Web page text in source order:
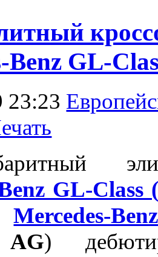
Benz GL-
23:23
GL-Class
Mercedes-Benz
)